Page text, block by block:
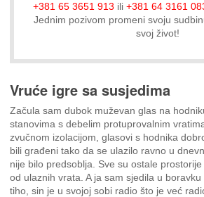
+381 65 3651 913 ili +381 64 3161
Jednim pozivom promeni svoju
svoj život!
Vruće igre sa susjedima
Začula sam dubok muževan glas na
stanovima s debelim protuprovalnim
zvučnom izolacijom, glasovi s hodnika
bili građeni tako da se ulazilo ravno u
nije bilo predsoblja. Sve su ostale
od ulaznih vrata. A ja sam sjedila u
tiho, sin je u svojoj sobi radio što je već